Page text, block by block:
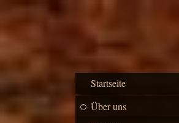
Startseite
Über uns